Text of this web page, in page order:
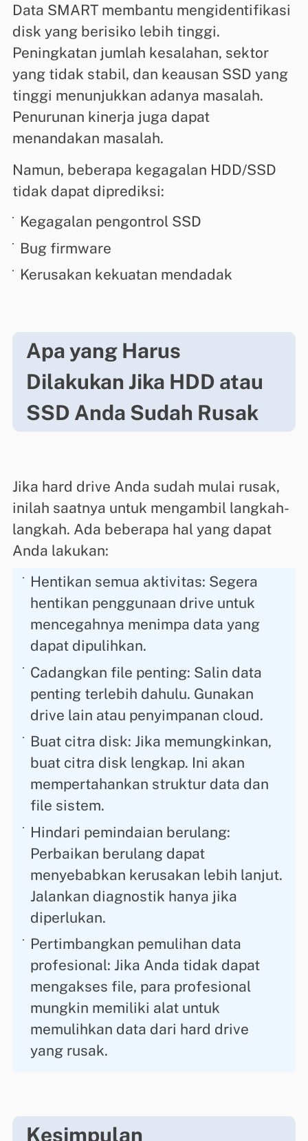
Data SMART membantu mengidentifikasi
disk yang berisiko lebih tinggi.
Peningkatan jumlah kesalahan, sektor
yang tidak stabil, dan keausan SSD yang
tinggi menunjukkan adanya masalah.
Penurunan kinerja juga dapat
menandakan masalah.
Namun, beberapa kegagalan HDD/SSD
tidak dapat diprediksi:
Kegagalan pengontrol SSD
Bug firmware
Kerusakan kekuatan mendadak
Apa yang Harus
Dilakukan Jika HDD atau
SSD Anda Sudah Rusak
Jika hard drive Anda sudah mulai rusak,
inilah saatnya untuk mengambil langkah-
langkah. Ada beberapa hal yang dapat
Anda lakukan:
Hentikan semua aktivitas: Segera
hentikan penggunaan drive untuk
mencegahnya menimpa data yang
dapat dipulihkan.
Cadangkan file penting: Salin data
penting terlebih dahulu. Gunakan
drive lain atau penyimpanan cloud.
Buat citra disk: Jika memungkinkan,
buat citra disk lengkap. Ini akan
mempertahankan struktur data dan
file sistem.
Hindari pemindaian berulang:
Perbaikan berulang dapat
menyebabkan kerusakan lebih lanjut.
Jalankan diagnostik hanya jika
diperlukan.
Pertimbangkan pemulihan data
profesional: Jika Anda tidak dapat
mengakses file, para profesional
mungkin memiliki alat untuk
memulihkan data dari hard drive
yang rusak.
Kesimpulan